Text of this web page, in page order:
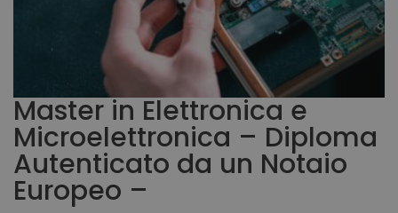
Master in Elettronica e
Microelettronica – Diploma
Autenticato da un Notaio
Europeo –